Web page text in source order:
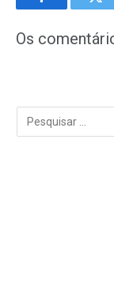
Facebook
Os